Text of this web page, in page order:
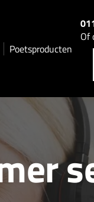
Poetsproducten
Of